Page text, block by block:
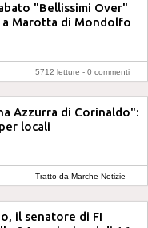
"Bellissimi Over"
Marotta di Mondolfo
5712 letture - 0 commenti
Azzurra di Corinaldo":
locali
Tratto da Marche Notizie
il senatore di FI